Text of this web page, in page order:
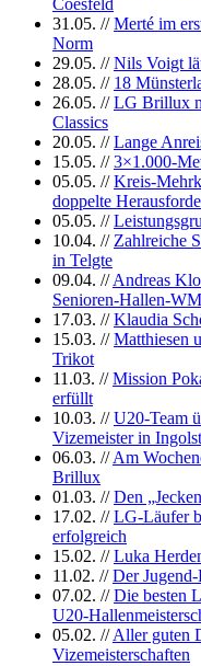
Coesfeld
31.05. //Merté im
Norm
29.05. //Nils Voigt
28.05. // 18
26.05. //LG Brillux
Classics
20.05. //Lange
15.05. //3×1.000-
05.05. //Kreis-
doppelte
05.05. //
10.04. // Zahlreiche
in Telgte
09.04. //Andreas
Senioren-Hallen-WM
17.03. //Klaudia
15.03. //Matthiesen
Trikot
11.03. //Mission
erfüllt
10.03. //U20-Team
Vizemeister in
06.03. //Am
Brillux
01.03. //Den
17.02. //LG-Läufer
erfolgreich
15.02. //Luka
11.02. //Der
07.02. //Die besten
U20-
05.02. //Aller guten
Vizemeisterschaften